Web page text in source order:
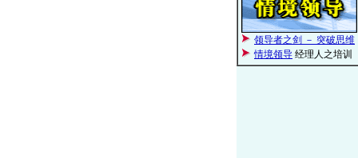
领导者之剑 － 突破思维
情境领导 经理人之培训